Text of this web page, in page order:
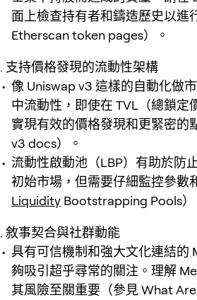
面上檢查持有者和鑄造歷史以進
Etherscan token pages）。
支持價格發現的流動性架構
像 Uniswap v3 這樣的自動化做
中流動性，即使在 TVL（總鎖定
實現有效的價格發現和更緊密的
v3 docs）。
流動性啟動池（LBP）有助於防
初始市場，但需要仔細監控參數
Liquidity Bootstrapping Pools）
敘事契合與社群動能
具有可信機制和強大文化連結的
夠吸引超乎尋常的關注。理解
其風險至關重要（參見 What Are